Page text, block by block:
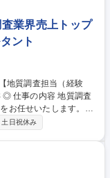
て肩を並べて活躍して
画しませんか？★入社
業界売上トップ
ント
査
お任せいたします。※
行うのではなく適宜社
の協議■現場視察も兼
ません)■データ整理
土日祝休み